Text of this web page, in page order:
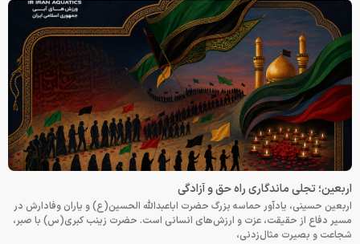
اربعین؛ تجلی ماندگاری راه حق و آزادگی
اربعین حسینی، یادآور حماسه بزرگ حضرت اباعبدالله الحسین(ع) و یاران وفادارش در
مسیر دفاع از حقیقت، عزت و ارزش‌های انسانی است. حضرت زینب کبری(س) با صبر،
شجاعت و بصیرت مثال‌زدنی،